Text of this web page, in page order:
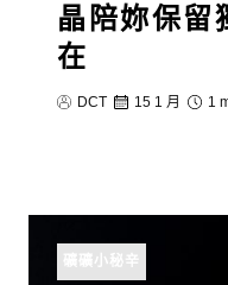
晶陪妳保留
在
DCT 15 1 月 1
礦礦小秘辛